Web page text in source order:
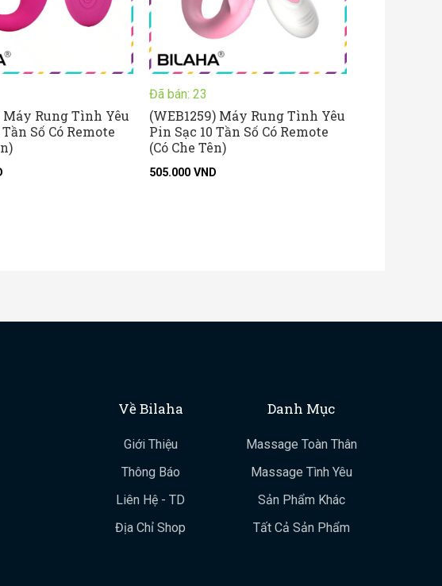
Máy Rung Tình Yêu
Số Có Remote
Đã bán: 23
(WEB1259) Máy Rung Tình Yêu
Pin Sạc 10 Tần Số Có Remote
(Có Che Tên)
505.000 VND
Về Bilaha
Giới Thiệu
Thông Báo
Liên Hệ - TD
Địa Chỉ Shop
Danh Mục
Massage Toàn Thân
Massage Tình Yêu
Sản Phẩm Khác
Tất Cả Sản Phẩm